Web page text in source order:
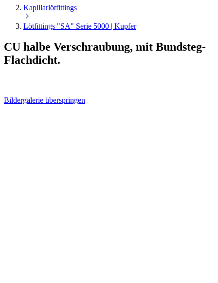
Kapillarlötfittings
Lötfittings "SA" Serie 5000 | Kupfer
CU halbe Verschraubung, mit Bundsteg-
Flachdicht.
Bildergalerie überspringen